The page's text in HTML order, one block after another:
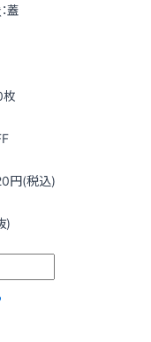
蓋
円(税込)
)